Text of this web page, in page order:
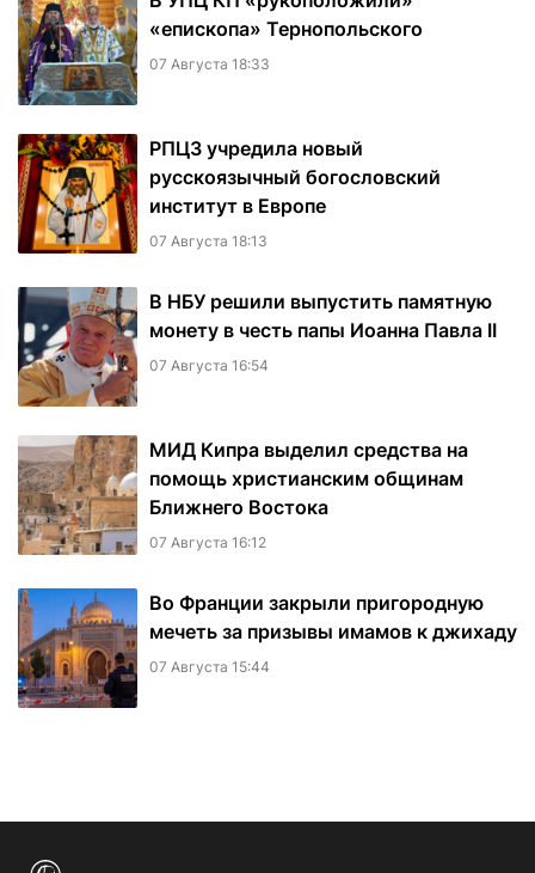
«епископа» Тернопольского
07 Августа 18:33
РПЦЗ учредила новый
русскоязычный богословский
институт в Европе
07 Августа 18:13
В НБУ решили выпустить памятную
монету в честь папы Иоанна Павла II
07 Августа 16:54
МИД Кипра выделил средства на
помощь христианским общинам
Ближнего Востока
07 Августа 16:12
Во Франции закрыли пригородную
мечеть за призывы имамов к джихаду
07 Августа 15:44